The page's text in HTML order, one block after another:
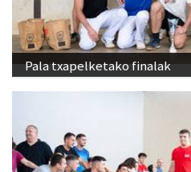
Pala txapelketako finalak